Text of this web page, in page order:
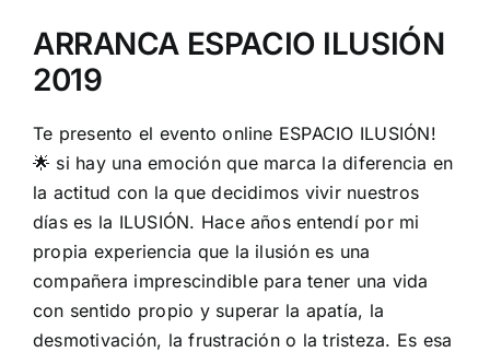
ARRANCA ESPACIO ILUSIÓN
2019
Te presento el evento online ESPACIO ILUSIÓN!
🌟 si hay una emoción que marca la diferencia en
la actitud con la que decidimos vivir nuestros
días es la ILUSIÓN. Hace años entendí por mi
propia experiencia que la ilusión es una
compañera imprescindible para tener una vida
con sentido propio y superar la apatía, la
desmotivación, la frustración o la tristeza. Es esa